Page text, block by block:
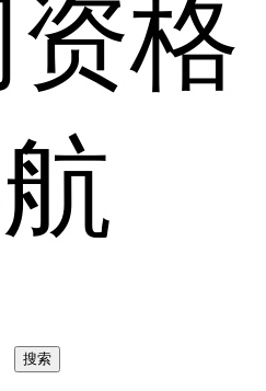
资格
搜索